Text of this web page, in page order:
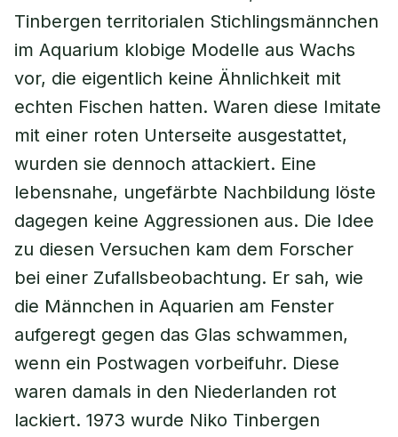
Tinbergen territorialen Stichlingsmännchen
im Aquarium klobige Modelle aus Wachs
vor, die eigentlich keine Ähnlichkeit mit
echten Fischen hatten. Waren diese Imitate
mit einer roten Unterseite ausgestattet,
wurden sie dennoch attackiert. Eine
lebensnahe, ungefärbte Nachbildung löste
dagegen keine Aggressionen aus. Die Idee
zu diesen Versuchen kam dem Forscher
bei einer Zufallsbeobachtung. Er sah, wie
die Männchen in Aquarien am Fenster
aufgeregt gegen das Glas schwammen,
wenn ein Postwagen vorbeifuhr. Diese
waren damals in den Niederlanden rot
lackiert. 1973 wurde Niko Tinbergen